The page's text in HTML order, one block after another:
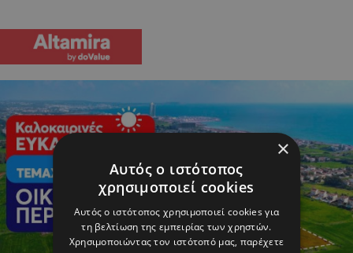
×
Αυτός ο ιστότοπος
χρησιμοποιεί cookies
Αυτός ο ιστότοπος χρησιμοποιεί cookies για
τη βελτίωση της εμπειρίας των χρηστών.
Χρησιμοποιώντας τον ιστότοπό μας, παρέχετε